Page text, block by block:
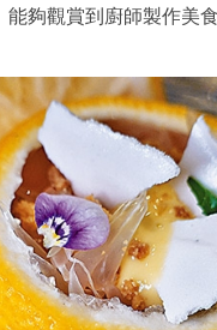
夠觀賞到廚師製作美食